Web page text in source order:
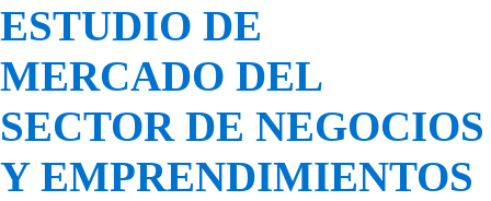
ESTUDIO DE
MERCADO DEL
SECTOR DE NEGOCIOS
Y EMPRENDIMIENTOS